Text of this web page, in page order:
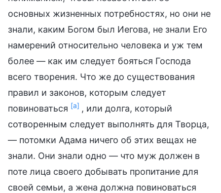
основных жизненных потребностях, но они не
знали, каким Богом был Иегова, не знали Его
намерений относительно человека и уж тем
более — как им следует бояться Господа
всего творения. Что же до существования
правил и законов, которым следует
повиноваться [a] , или долга, который
сотворенным следует выполнять для Творца,
— потомки Адама ничего об этих вещах не
знали. Они знали одно — что муж должен в
поте лица своего добывать пропитание для
своей семьи, а жена должна повиноваться